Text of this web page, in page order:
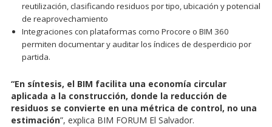
reutilización, clasificando residuos por tipo, ubicación y potencial
de reaprovechamiento
Integraciones con plataformas como Procore o BIM 360
permiten documentar y auditar los índices de desperdicio por
partida.
“En síntesis, el BIM facilita una economía circular
aplicada a la construcción, donde la reducción de
residuos se convierte en una métrica de control, no una
estimación”, explica BIM FORUM El Salvador.